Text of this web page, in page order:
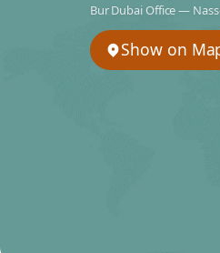
Bur Dubai Office —
Show on